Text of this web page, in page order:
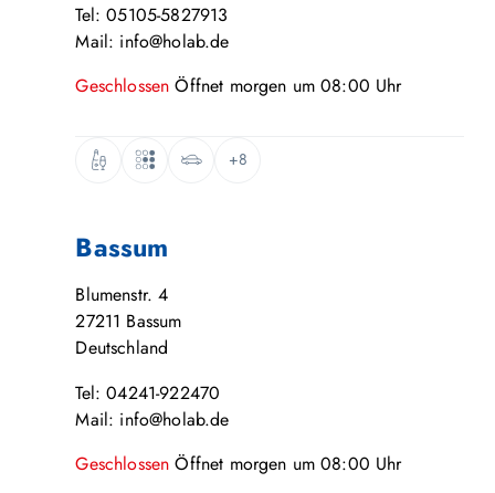
Tel: 05105-5827913
Mail: info@holab.de
GeschlossenÖffnet morgen um08:00 Uhr
+8
Bassum
Blumenstr. 4
27211 Bassum
Deutschland
Tel: 04241-922470
Mail: info@holab.de
GeschlossenÖffnet morgen um08:00 Uhr